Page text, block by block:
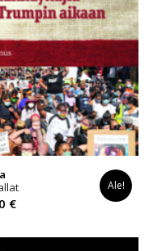
€Nykyinen
on:
Ale!